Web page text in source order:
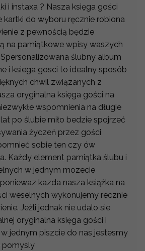
i instaxa ? Nasza księga gości
kartki do wyboru ręcznie robiona
z pewnością będzie
na pamiątkowe wpisy waszych
ślubny album
i ksiega gosci to idealny sposób
chwil związanych z
oryginalna księga gości na
wspomnienia na długie
po ślubie miło bedzie spojrzeć
życzeń przez gości
sobie ten czy ów
Każdy element pamiątka ślubu i
w jednym mozecie
kazda nasza książka na
weselnych wykonujemy recznie
Jeżli jednak nie udalo sie
oryginalna księga gości i
jednym piszcie do nas jestesmy
pomysly